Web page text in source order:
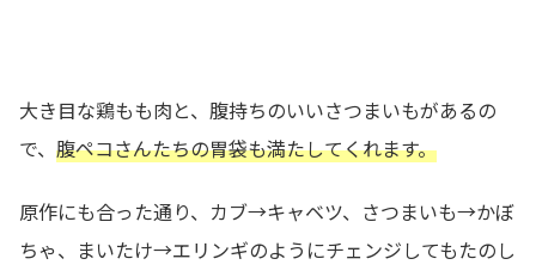
大き目な鶏もも肉と、腹持ちのいいさつまいもがあるの
で、 腹ペコさんたちの胃袋も満たしてくれます。
原作にも合った通り、カブ→キャベツ、さつまいも→かぼ
ちゃ、まいたけ→エリンギのようにチェンジしてもたのし